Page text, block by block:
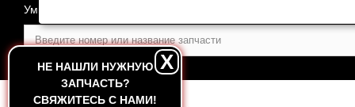
НЕ НАШЛИ НУЖНУЮ
ЗАПЧАСТЬ?
CВЯЖИТЕСЬ С НАМИ!
X
Умный поиск